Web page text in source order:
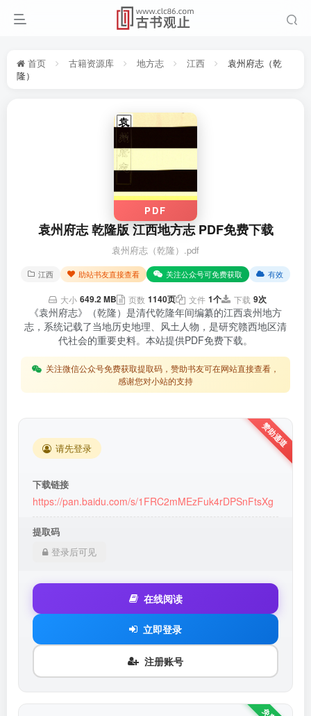
首页 古籍资源库 地方志 江西
袁州府志（乾
隆）
PDF
袁州府志 乾隆版 江西地方志 PDF免费下载
袁州府志（乾隆）.pdf
江西 助站书友直接查看 关注公众号可免费获取 有效
大小 649.2 MB 页数 1140页 文件 1个 下载 9次
《袁州府志》（乾隆）是清代乾隆年间编纂的江西袁州地方
志，系统记载了当地历史地理、风土人物，是研究赣西地区清
代社会的重要史料。本站提供PDF免费下载。
关注微信公众号免费获取提取码，赞助书友可在网站直接查看，
感谢您对小站的支持
请先登录
下载链接
https://pan.baidu.com/s/1FRC2mMEzFuk4rDPSnFtsXg
提取码
登录后可见
在线阅读
立即登录
注册账号